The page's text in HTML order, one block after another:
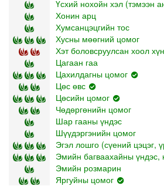
Үсхий нохойн хэл (тэмээн
Хонин арц
Хумсанцэцгийн тос
Хусны мөөгний цомог
Хэт боловсруулсан хоол
Цагаан гаа
Цахилдагны цомог
Цөс өвс
Цөсийн цомог
Чөдөргөнийн цомог
Шар гааны үндэс
Шүүдэргэнийн цомог
Эгэл лошго (сүений цэцэг,
Эмийн багваахайны үндэс,
Эмийн розмарин
Яргуйны цомог